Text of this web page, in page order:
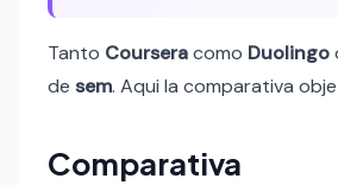
Tanto Courseracomo Duolingo
de sem. Aqui la comparativa
Comparativa